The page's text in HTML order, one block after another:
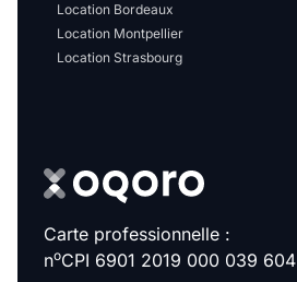
Location Bordeaux
Location Montpellier
Location Strasbourg
Carte professionnelle :
noCPI 6901 2019 000 039 604